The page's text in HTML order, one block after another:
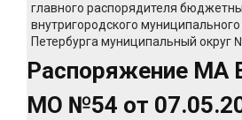
главного распорядителя
внутригородского
Петербурга муниципальный округ
Распоряжение
МО №54 от